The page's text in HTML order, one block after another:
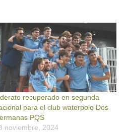
recuperado en segunda
para el club waterpolo Dos
PQS
noviembre, 2024